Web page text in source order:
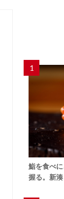
1
鮨を食べ
握る。新